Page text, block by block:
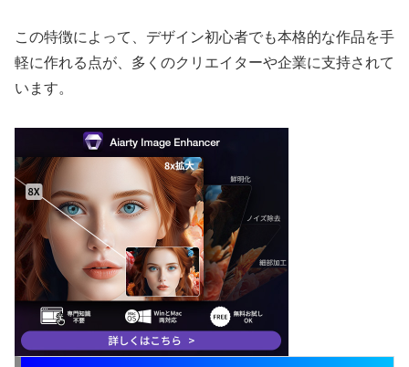
この特徴によって、デザイン初心者でも本格的な作品を手
軽に作れる点が、多くのクリエイターや企業に支持されて
います。